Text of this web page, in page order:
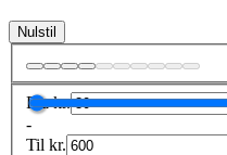
Nulstil
Frakr.
-
Til kr.